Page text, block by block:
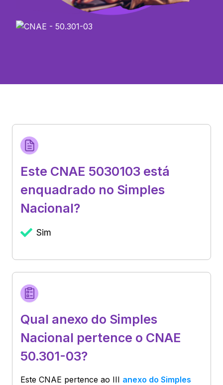
Este CNAE 5030103 está
enquadrado no Simples
Nacional?
Sim
Qual anexo do Simples
Nacional pertence o CNAE
50.301-03?
Este CNAE pertence ao III anexo do Simples